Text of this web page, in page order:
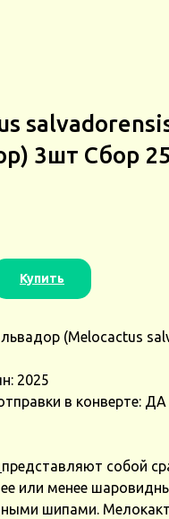
3шт Сбор
Купить
(Melocactus
2025
в конверте: ДА
представляют собой
или менее
шипами.